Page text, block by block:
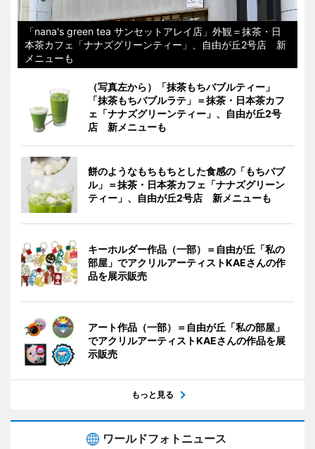
「nana's green tea サンセットアレイ店」外観＝抹茶・日
本茶カフェ「ナナズグリーンティー」、自由が丘2号店 新
メニューも
（写真左から）「抹茶もちバブルティー」
「抹茶もちバブルラテ」＝抹茶・日本茶カフ
ェ「ナナズグリーンティー」、自由が丘2号
店 新メニューも
餅のようなもちもちとした食感の「もちバブ
ル」＝抹茶・日本茶カフェ「ナナズグリーン
ティー」、自由が丘2号店 新メニューも
キーホルダー作品（一部）＝自由が丘「私の
部屋」でアクリルアーティストKAEさんの作
品を展示販売
アート作品（一部）＝自由が丘「私の部屋」
でアクリルアーティストKAEさんの作品を展
示販売
もっと見る
ワールドフォトニュース